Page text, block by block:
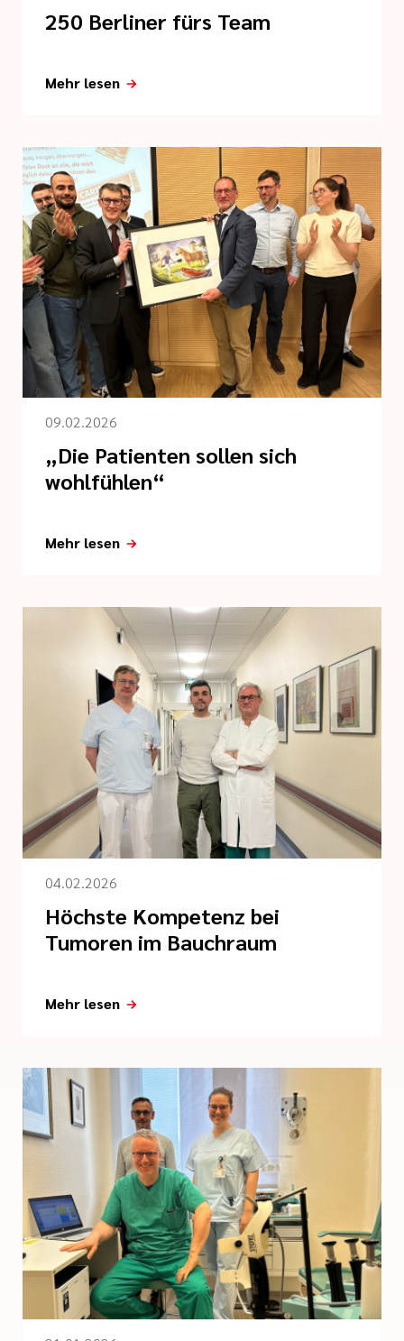
250 Berliner fürs Team
Mehr lesen
09.02.2026
„Die Patienten sollen sich
wohlfühlen“
Mehr lesen
04.02.2026
Höchste Kompetenz bei
Tumoren im Bauchraum
Mehr lesen